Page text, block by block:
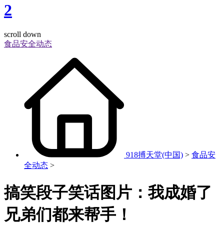
2
scroll down
食品安全动态
918搏天堂(中国) > 食品安
全动态 >
搞笑段子笑话图片：我成婚了
兄弟们都来帮手！